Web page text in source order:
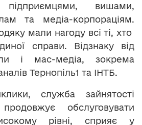
вишами,
та медіа-корпораціям.
мали нагоду всі ті, хто
справи. Відзнаку від
і мас-медіа, зокрема
Тернопіль1 та ІНТБ.
служба зайнятості
обслуговувати
рівні, сприяє у